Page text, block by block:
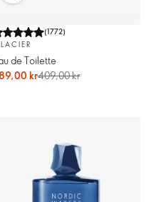
(1772)
de Toilette
kr409,00 kr